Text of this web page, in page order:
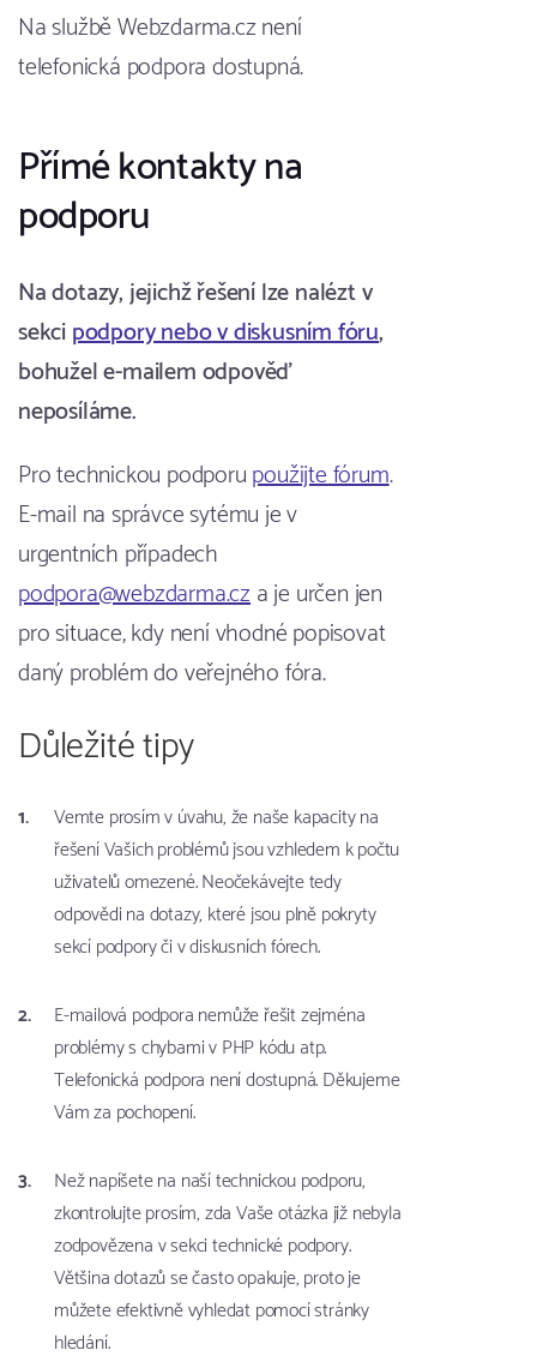
Na službě Webzdarma.cz není
telefonická podpora dostupná.
Přímé kontakty na
podporu
Na dotazy, jejichž řešení lze nalézt v
sekcipodpory nebo v diskusním fóru,
bohužel e-mailem odpověď
neposíláme.
Pro technickou podporupoužijte fórum.
E-mail na správce sytému je v
urgentních případech
podpora@webzdarma.cza je určen jen
pro situace, kdy není vhodné popisovat
daný problém do veřejného fóra.
Důležité tipy
Vemte prosím v úvahu, že naše kapacity na
řešení Vašich problémů jsou vzhledem k počtu
uživatelů omezené. Neočekávejte tedy
odpovědi na dotazy, které jsou plně pokryty
sekcí podpory či v diskusních fórech.
E-mailová podpora nemůže řešit zejména
problémy s chybami v PHP kódu atp.
Telefonická podpora není dostupná. Děkujeme
Vám za pochopení.
Než napíšete na naší technickou podporu,
zkontrolujte prosím, zda Vaše otázka již nebyla
zodpovězena v sekci technické podpory.
Většina dotazů se často opakuje, proto je
můžete efektivně vyhledat pomocí stránky
hledání.